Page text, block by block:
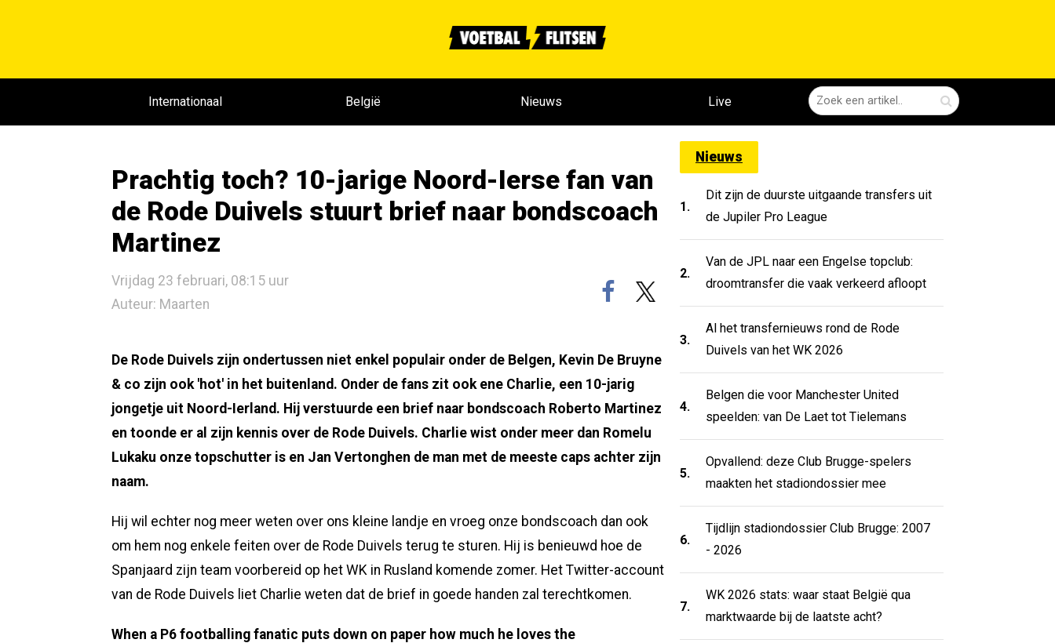
Internationaal België Nieuws Live
Prachtig toch? 10-jarige Noord-Ierse fan van
de Rode Duivels stuurt brief naar bondscoach
Martinez
Vrijdag 23 februari, 08:15 uur
Auteur: Maarten
De Rode Duivels zijn ondertussen niet enkel populair onder de Belgen, Kevin De Bruyne
& co zijn ook 'hot' in het buitenland. Onder de fans zit ook ene Charlie, een 10-jarig
jongetje uit Noord-Ierland. Hij verstuurde een brief naar bondscoach Roberto Martinez
en toonde er al zijn kennis over de Rode Duivels. Charlie wist onder meer dan Romelu
Lukaku onze topschutter is en Jan Vertonghen de man met de meeste caps achter zijn
naam.
Hij wil echter nog meer weten over ons kleine landje en vroeg onze bondscoach dan ook
om hem nog enkele feiten over de Rode Duivels terug te sturen. Hij is benieuwd hoe de
Spanjaard zijn team voorbereid op het WK in Rusland komende zomer. Het Twitter-account
van de Rode Duivels liet Charlie weten dat de brief in goede handen zal terechtkomen.
When a P6 footballing fanatic puts down on paper how much he loves the
Nieuws
1.
Dit zijn de duurste uitgaande transfers uit
de Jupiler Pro League
2.
Van de JPL naar een Engelse topclub:
droomtransfer die vaak verkeerd afloopt
3.
Al het transfernieuws rond de Rode
Duivels van het WK 2026
4.
Belgen die voor Manchester United
speelden: van De Laet tot Tielemans
5.
Opvallend: deze Club Brugge-spelers
maakten het stadiondossier mee
6.
Tijdlijn stadiondossier Club Brugge: 2007
- 2026
7.
WK 2026 stats: waar staat België qua
marktwaarde bij de laatste acht?